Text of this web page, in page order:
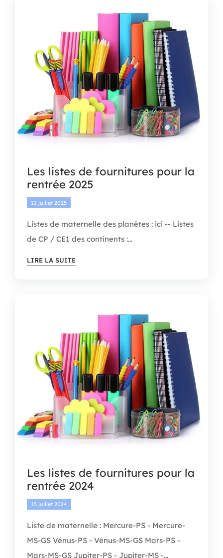
BOUTIQUE
CONTACT
Les listes de fournitures pour la
rentrée 2025
11 juillet 2025
Listes de maternelle des planètes : ici -- Listes
de CP / CE1 des continents :...
LIRE LA SUITE
Les listes de fournitures pour la
rentrée 2024
15 juillet 2024
Liste de maternelle : Mercure-PS - Mercure-
MS-GS Vénus-PS - Vénus-MS-GS Mars-PS -
Mars-MS-GS Jupiter-PS - Jupiter-MS -...